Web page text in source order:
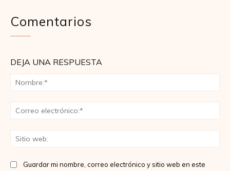
Comentarios
DEJA UNA RESPUESTA
Guardar mi nombre, correo electrónico y sitio web en este